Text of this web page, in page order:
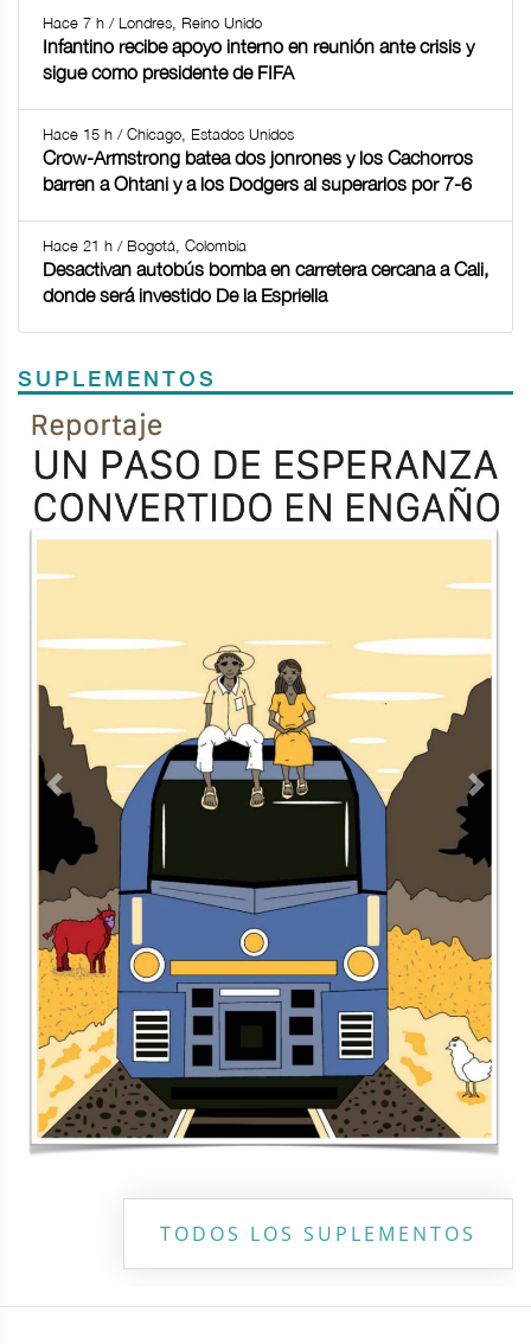
Hace 7 h / Londres, Reino Unido
Infantino recibe apoyo interno en reunión ante crisis y
sigue como presidente de FIFA
Hace 15 h / Chicago, Estados Unidos
Crow-Armstrong batea dos jonrones y los Cachorros
barren a Ohtani y a los Dodgers al superarlos por 7-6
Hace 21 h / Bogotá, Colombia
Desactivan autobús bomba en carretera cercana a Cali,
donde será investido De la Espriella
SUPLEMENTOS
Previous Next
TODOS LOS SUPLEMENTOS